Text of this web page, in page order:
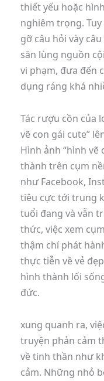
thiết yếu hoặc
nghiêm trọng.
gỡ câu hỏi vày
săn lùng nguồn
vi phạm, đưa đến
dụng ráng khá
Tác rượu cồn của
vẽ con gái cute”
Hình ảnh “hình vẽ
thành trên cụm
như Facebook,
tiêu cực tới trung
tuổi đang và vẫn
thức, việc xem
thậm chí phát
thực tiễn về vẻ
hình thành lối
đức.
xung quanh ra,
truyện phản cảm
về tinh thần như
cảm. Những nhỏ